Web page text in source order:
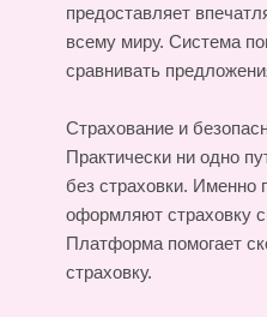
предоставляет
всему миру. Система
сравнивать
Страхование и
Практически ни одно
без страховки. Именно
оформляют страховку
Платформа помогает
страховку.